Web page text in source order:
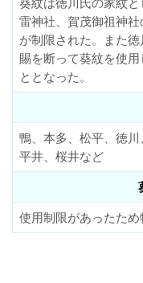
雷神社、賀茂御祖神
が制限された。また
賜を断って葵紋を使
ととなった。
鴨、本多、松平、徳川
平井、桜井など
使用制限があったた